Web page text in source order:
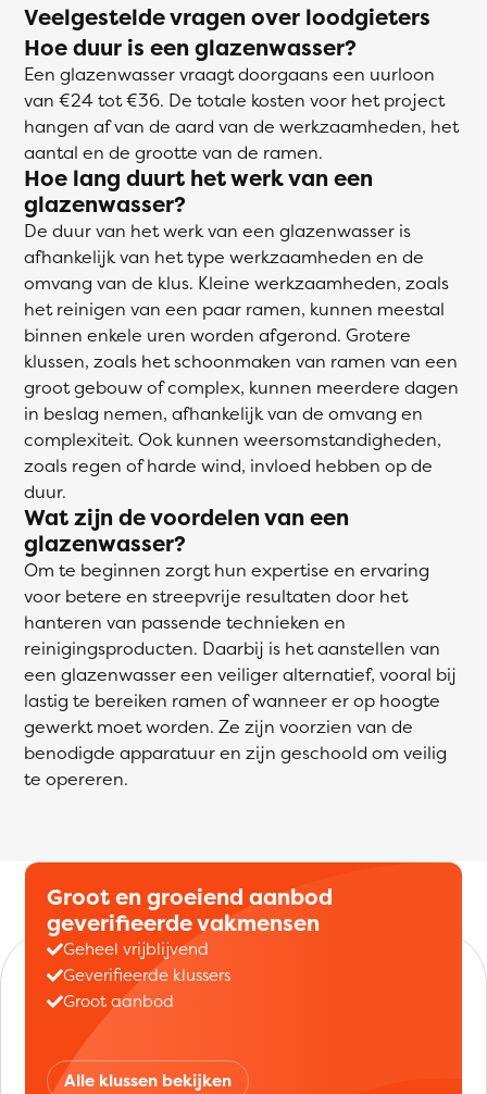
Veelgestelde vragen over loodgieters
Hoe duur is een glazenwasser?
Een glazenwasser vraagt doorgaans een uurloon
van €24 tot €36. De totale kosten voor het project
hangen af van de aard van de werkzaamheden, het
aantal en de grootte van de ramen.
Hoe lang duurt het werk van een
glazenwasser?
De duur van het werk van een glazenwasser is
afhankelijk van het type werkzaamheden en de
omvang van de klus. Kleine werkzaamheden, zoals
het reinigen van een paar ramen, kunnen meestal
binnen enkele uren worden afgerond. Grotere
klussen, zoals het schoonmaken van ramen van een
groot gebouw of complex, kunnen meerdere dagen
in beslag nemen, afhankelijk van de omvang en
complexiteit. Ook kunnen weersomstandigheden,
zoals regen of harde wind, invloed hebben op de
duur.
Wat zijn de voordelen van een
glazenwasser?
Om te beginnen zorgt hun expertise en ervaring
voor betere en streepvrije resultaten door het
hanteren van passende technieken en
reinigingsproducten. Daarbij is het aanstellen van
een glazenwasser een veiliger alternatief, vooral bij
lastig te bereiken ramen of wanneer er op hoogte
gewerkt moet worden. Ze zijn voorzien van de
benodigde apparatuur en zijn geschoold om veilig
te opereren.
Groot en groeiend aanbod
geverifieerde vakmensen
Geheel vrijblijvend
Geverifieerde klussers
Groot aanbod
Alle klussen bekijken